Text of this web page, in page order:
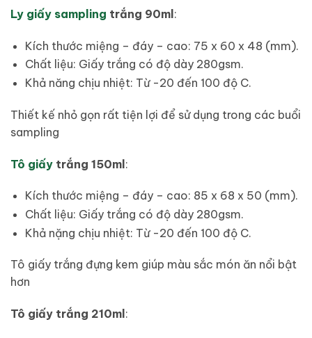
Ly giấy sampling trắng 90ml :
Kích thước miệng – đáy – cao: 75 x 60 x 48 (mm).
Chất liệu: Giấy trắng có độ dày 280gsm.
Khả năng chịu nhiệt: Từ -20 đến 100 độ C.
Thiết kế nhỏ gọn rất tiện lợi để sử dụng trong các buổi
sampling
Tô giấy trắng 150ml:
Kích thước miệng – đáy – cao: 85 x 68 x 50 (mm).
Chất liệu: Giấy trắng có độ dày 280gsm.
Khả nặng chịu nhiệt: Từ -20 đến 100 độ C.
Tô giấy trắng đựng kem giúp màu sắc món ăn nổi bật
hơn
Tô giấy trắng 210ml :